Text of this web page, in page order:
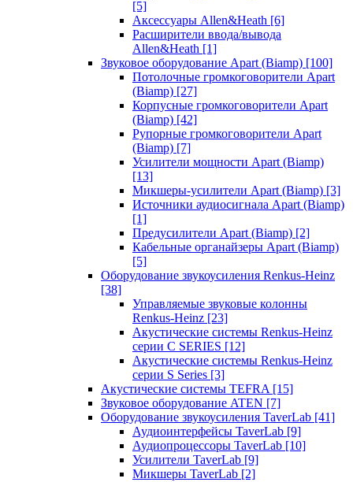
[5]
Аксессуары Allen&Heath [6]
Расширители ввода/вывода
Allen&Heath [1]
Звуковое оборудование Apart (Biamp) [100]
Потолочные громкоговорители Apart
(Biamp) [27]
Корпусные громкоговорители Apart
(Biamp) [42]
Рупорные громкоговорители Apart
(Biamp) [7]
Усилители мощности Apart (Biamp)
[13]
Микшеры-усилители Apart (Biamp) [3]
Источники аудиосигнала Apart (Biamp)
[1]
Предусилители Apart (Biamp) [2]
Кабельные органайзеры Apart (Biamp)
[5]
Оборудование звукоусиления Renkus-Heinz
[38]
Управляемые звуковые колонны
Renkus-Heinz [23]
Акустические системы Renkus-Heinz
серии C SERIES [12]
Акустические системы Renkus-Heinz
серии S Series [3]
Акустические системы TEFRA [15]
Звуковое оборудование ATEN [7]
Оборудование звукоусиления TaverLab [41]
Аудиоинтерфейсы TaverLab [9]
Аудиопроцессоры TaverLab [10]
Усилители TaverLab [9]
Микшеры TaverLab [2]